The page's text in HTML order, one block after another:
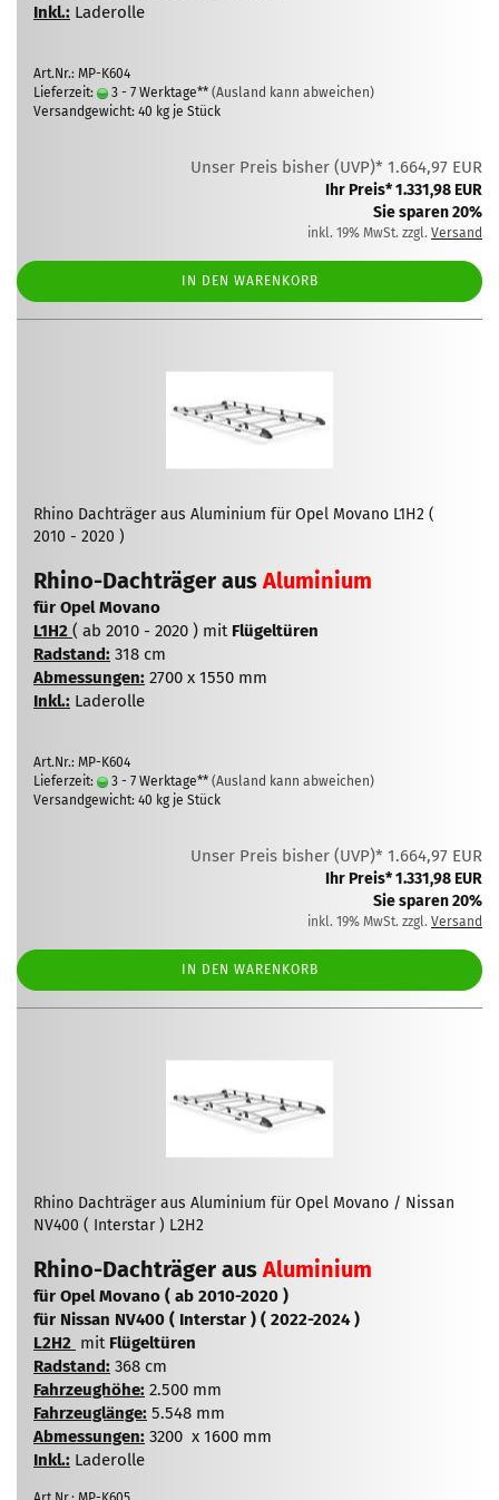
Inkl.: Laderolle
Art.Nr.: MP-K604
Lieferzeit:
3 - 7 Werktage** (Ausland kann abweichen)
Versandgewicht: 40 kg je Stück
Unser Preis bisher (UVP)* 1.664,97 EUR
Ihr Preis* 1.331,98 EUR
Sie sparen 20%
inkl. 19% MwSt. zzgl. Versand
IN DEN WARENKORB
Rhino Dachträger aus Aluminium für Opel Movano L1H2 (
2010 - 2020 )
Rhino-Dachträger ausAluminium
für Opel Movano
L1H2 ( ab 2010 - 2020 ) mit Flügeltüren
Radstand: 318 cm
Abmessungen: 2700 x 1550 mm
Inkl.: Laderolle
Art.Nr.: MP-K604
Lieferzeit:
3 - 7 Werktage** (Ausland kann abweichen)
Versandgewicht: 40 kg je Stück
Unser Preis bisher (UVP)* 1.664,97 EUR
Ihr Preis* 1.331,98 EUR
Sie sparen 20%
inkl. 19% MwSt. zzgl. Versand
IN DEN WARENKORB
Rhino Dachträger aus Aluminium für Opel Movano / Nissan
NV400 ( Interstar ) L2H2
Rhino-Dachträger ausAluminium
für Opel Movano ( ab 2010-2020 )
für Nissan NV400 ( Interstar ) ( 2022-2024 )
L2H2 mit Flügeltüren
Radstand: 368 cm
Fahrzeughöhe: 2.500 mm
Fahrzeuglänge: 5.548 mm
Abmessungen: 3200 x 1600 mm
Inkl.: Laderolle